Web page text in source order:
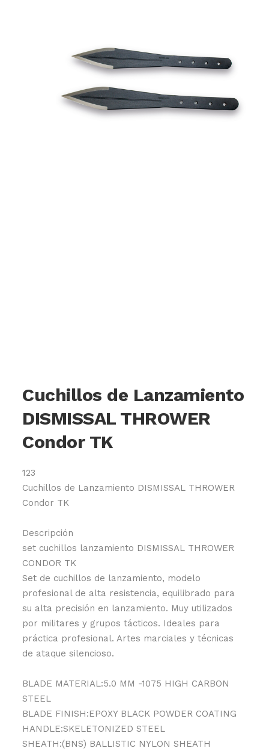
Cuchillos de Lanzamiento
DISMISSAL THROWER
Condor TK
123
Cuchillos de Lanzamiento DISMISSAL THROWER
Condor TK
Descripción
set cuchillos lanzamiento DISMISSAL THROWER
CONDOR TK
Set de cuchillos de lanzamiento, modelo
profesional de alta resistencia, equilibrado para
su alta precisión en lanzamiento. Muy utilizados
por militares y grupos tácticos. Ideales para
práctica profesional. Artes marciales y técnicas
de ataque silencioso.
BLADE MATERIAL:5.0 MM -1075 HIGH CARBON
STEEL
BLADE FINISH:EPOXY BLACK POWDER COATING
HANDLE:SKELETONIZED STEEL
SHEATH:(BNS) BALLISTIC NYLON SHEATH